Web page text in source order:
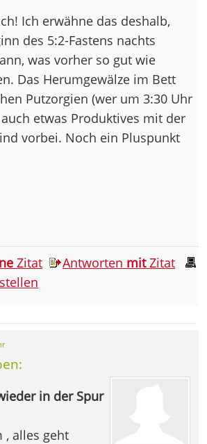
Ich erwähne das deshalb,
des 5:2-Fastens nachts
was vorher so gut wie
Das Herumgewälze im Bett
Putzorgien (wer um 3:30 Uhr
etwas Produktives mit der
vorbei. Noch ein Pluspunkt
Zitat Antworten mitZitat
in der Spur
, alles geht